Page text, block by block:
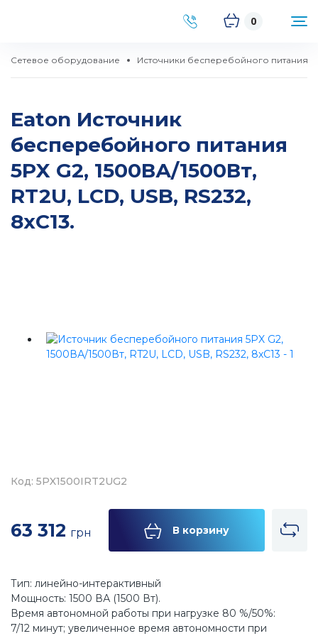
0
Сетевое оборудование Источники бесперебойного питания
Eaton Источник
бесперебойного питания
5PX G2, 1500ВА/1500Вт,
RT2U, LCD, USB, RS232,
8xC13.
Код: 5PX1500IRT2UG2
63 312 грн В корзину
Тип: линейно-интерактивный
Мощность: 1500 ВА (1500 Вт).
Время автономной работы при нагрузке 80 %/50%:
7/12 минут; увеличенное время автономности при